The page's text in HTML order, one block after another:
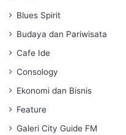
Blues Spirit
Budaya dan Pariwisata
Cafe Ide
Consology
Ekonomi dan Bisnis
Feature
Galeri City Guide FM